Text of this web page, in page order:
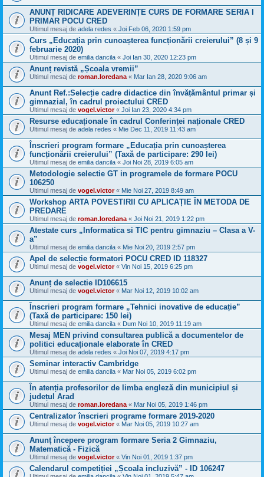
ANUNȚ RIDICARE ADEVERINȚE CURS DE FORMARE SERIA I
PRIMAR POCU CRED
Ultimul mesaj de adela redes « Joi Feb 06, 2020 1:59 pm
Curs „Educația prin cunoașterea funcționării creierului” (8 și 9
februarie 2020)
Ultimul mesaj de emilia dancila « Joi Ian 30, 2020 12:23 pm
Anunț revistă „Școala vremii”
Ultimul mesaj de roman.loredana « Mar Ian 28, 2020 9:06 am
Anunt Ref.:Selecție cadre didactice din învățământul primar și
gimnazial, în cadrul proiectului CRED
Ultimul mesaj de vogel.victor« Joi Ian 23, 2020 4:34 pm
Resurse educaționale în cadrul Conferinței naționale CRED
Ultimul mesaj de adela redes « Mie Dec 11, 2019 11:43 am
Înscrieri program formare „Educația prin cunoașterea
funcționării creierului” (Taxă de participare: 290 lei)
Ultimul mesaj de emilia dancila « Joi Noi 28, 2019 6:05 am
Metodologie selectie GT in programele de formare POCU
106250
Ultimul mesaj de vogel.victor« Mie Noi 27, 2019 8:49 am
Workshop ARTA POVESTIRII CU APLICAȚIE ÎN METODA DE
PREDARE
Ultimul mesaj de roman.loredana « Joi Noi 21, 2019 1:22 pm
Atestate curs „Informatica si TIC pentru gimnaziu – Clasa a V-
a”
Ultimul mesaj de emilia dancila « Mie Noi 20, 2019 2:57 pm
Apel de selecție formatori POCU CRED ID 118327
Ultimul mesaj de vogel.victor« Vin Noi 15, 2019 6:25 pm
Anunț de selectie ID106615
Ultimul mesaj de vogel.victor« Mar Noi 12, 2019 10:02 am
Înscrieri program formare „Tehnici inovative de educație”
(Taxă de participare: 150 lei)
Ultimul mesaj de emilia dancila « Dum Noi 10, 2019 11:19 am
Mesaj MEN privind consultarea publică a documentelor de
politici educaționale elaborate în CRED
Ultimul mesaj de adela redes « Joi Noi 07, 2019 4:17 pm
Seminar interactiv Cambridge
Ultimul mesaj de emilia dancila « Mar Noi 05, 2019 6:02 pm
În atenția profesorilor de limba engleză din municipiul și
județul Arad
Ultimul mesaj de roman.loredana « Mar Noi 05, 2019 1:46 pm
Centralizator înscrieri programe formare 2019-2020
Ultimul mesaj de vogel.victor« Mar Noi 05, 2019 10:27 am
Anunț începere program formare Seria 2 Gimnaziu,
Matematică - Fizică
Ultimul mesaj de vogel.victor« Vin Noi 01, 2019 1:37 pm
Calendarul competiției „Școala incluzivă” - ID 106247